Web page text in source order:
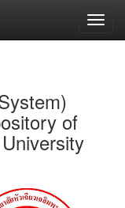
of